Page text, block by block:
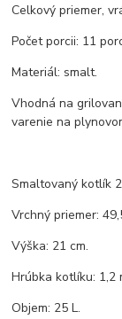
Celkový priemer,
Počet porcii: 11
Materiál: smalt.
Vhodná na
varenie na
Smaltovaný kotlík
Vrchný priemer:
Výška: 21 cm.
Hrúbka kotlíku: 1,2
Objem: 25 L.